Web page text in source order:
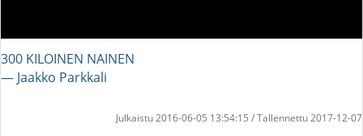
300 KILOINEN NAINEN
― Jaakko Parkkali
Julkaistu 2016-06-05 13:54:15 / Tallennettu 2017-12-07